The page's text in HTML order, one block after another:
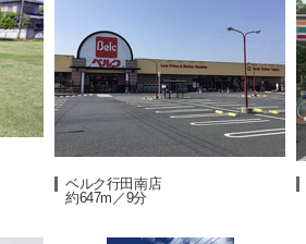
ベルク行田南店
約647m／9分